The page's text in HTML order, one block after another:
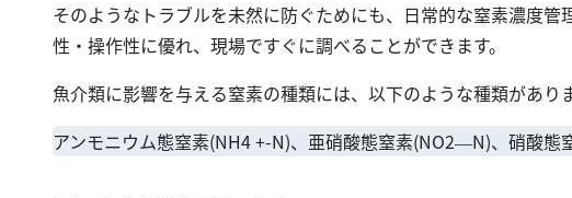
そのようなトラブルを未然に防ぐためにも、日常的な窒素濃度管
性・操作性に優れ、現場ですぐに調べることができます。
魚介類に影響を与える窒素の種類には、以下のような種類がありま
アンモニウム態窒素(NH4 +-N)、亜硝酸態窒素(NO2—N)、硝酸